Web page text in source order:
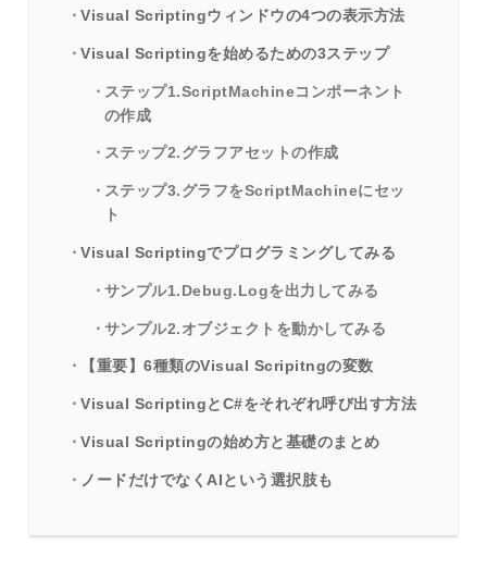
Visual Scriptingウィンドウの4つの表示方法
Visual Scriptingを始めるための3ステップ
ステップ1.ScriptMachineコンポーネント
の作成
ステップ2.グラフアセットの作成
ステップ3.グラフをScriptMachineにセッ
ト
Visual Scriptingでプログラミングしてみる
サンプル1.Debug.Logを出力してみる
サンプル2.オブジェクトを動かしてみる
【重要】6種類のVisual Scripitngの変数
Visual ScriptingとC#をそれぞれ呼び出す方法
Visual Scriptingの始め方と基礎のまとめ
ノードだけでなくAIという選択肢も